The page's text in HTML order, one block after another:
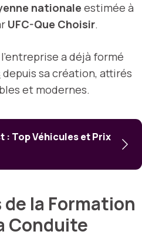
nationale estimée à
UFC-Que Choisir.
a déjà formé
depuis sa création, attirés
et modernes.
: Top Véhicules et Prix
la Formation
Conduite